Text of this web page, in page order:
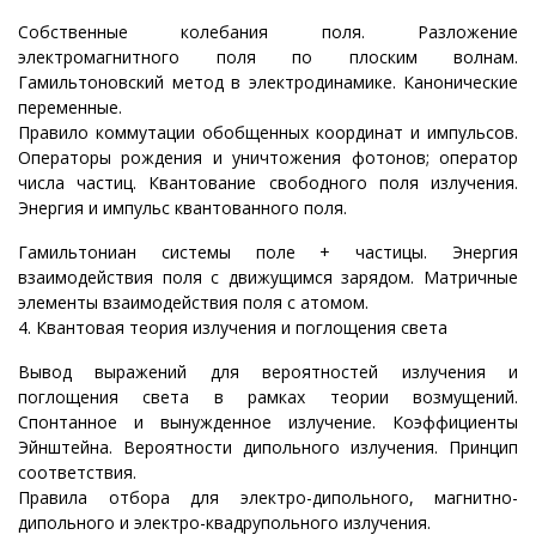
Собственные колебания поля. Разложение
электромагнитного поля по плоским волнам.
Гамильтоновский метод в электродинамике. Канонические
переменные.
Правило коммутации обобщенных координат и импульсов.
Операторы рождения и уничтожения фотонов; оператор
числа частиц. Квантование свободного поля излучения.
Энергия и импульс квантованного поля.
Гамильтониан системы поле + частицы. Энергия
взаимодействия поля с движущимся зарядом. Матричные
элементы взаимодействия поля с атомом.
4. Квантовая теория излучения и поглощения света
Вывод выражений для вероятностей излучения и
поглощения света в рамках теории возмущений.
Спонтанное и вынужденное излучение. Коэффициенты
Эйнштейна. Вероятности дипольного излучения. Принцип
соответствия.
Правила отбора для электро-дипольного, магнитно-
дипольного и электро-квадрупольного излучения.